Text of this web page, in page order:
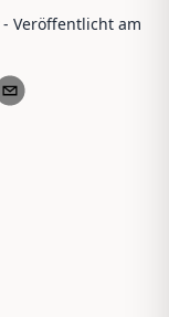
- Veröffentlicht am